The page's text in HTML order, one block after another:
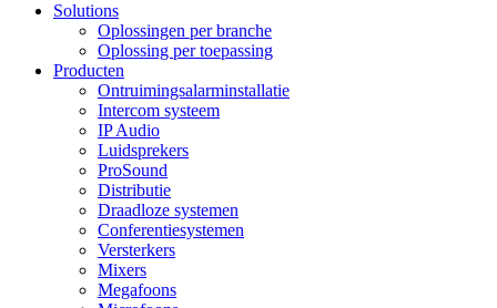
Solutions
Oplossingen per branche
Oplossing per toepassing
Producten
Ontruimingsalarminstallatie
Intercom systeem
IP Audio
Luidsprekers
ProSound
Distributie
Draadloze systemen
Conferentiesystemen
Versterkers
Mixers
Megafoons